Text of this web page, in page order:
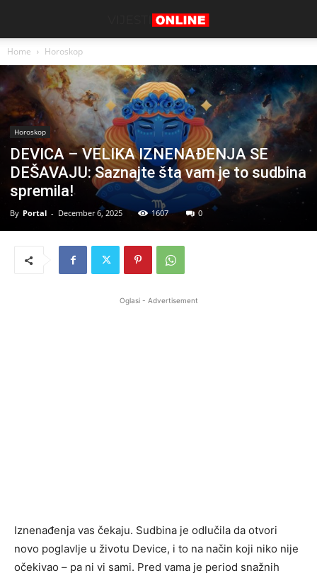
Home Horoskop
Horoskop
DEVICA – VELIKA IZNENAĐENJA SE
DEŠAVAJU: Saznajte šta vam je to sudbina
spremila!
By Portal - December 6, 2025 1607 0
Oglasi - Advertisement
Iznenađenja vas čekaju. Sudbina je odlučila da otvori
novo poglavlje u životu Device, i to na način koji niko nije
očekivao – pa ni vi sami. Pred vama je period snažnih